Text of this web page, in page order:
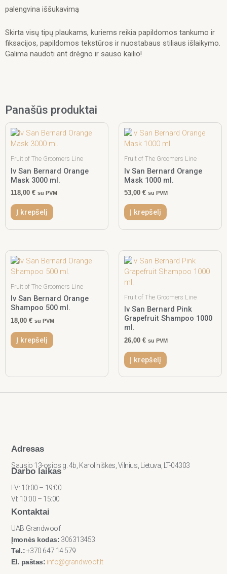
palengvina iššukavimą
Skirta visų tipų plaukams, kuriems reikia papildomos tankumo ir
fiksacijos, papildomos tekstūros ir nuostabaus stiliaus išlaikymo.
Galima naudoti ant drėgno ir sauso kailio!
Panašūs produktai
Fruit of The Groomers Line
Iv San Bernard Orange
Mask 3000 ml.
118,00 € su PVM
Į krepšelį
Fruit of The Groomers Line
Iv San Bernard Orange
Mask 1000 ml.
53,00 € su PVM
Į krepšelį
Fruit of The Groomers Line
Iv San Bernard Orange
Shampoo 500 ml.
18,00 € su PVM
Į krepšelį
Fruit of The Groomers Line
Iv San Bernard Pink
Grapefruit Shampoo 1000
ml.
26,00 € su PVM
Į krepšelį
Adresas
Sausio 13-osios g. 4b, Karoliniškės, Vilnius, Lietuva, LT-04303
Darbo laikas
I-V: 10:00 – 19:00
VI: 10:00 – 15:00
Kontaktai
UAB Grandwoof
Įmonės kodas: 306313453
Tel.:+370 647 14 579
El. paštas: info@grandwoof.lt